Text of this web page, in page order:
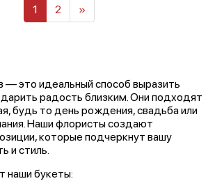
1 2 »
— это идеальный способ выразить
радость близким. Они подходят
будь то день рождения, свадьба или
Наши флористы создают
которые подчеркнут вашу
и стиль.
наши букеты: